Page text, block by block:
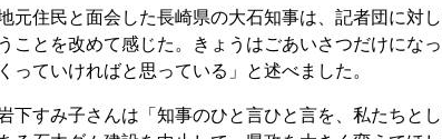
住民と面会した長崎県の大石知事は、記者団に対
ことを改めて感じた。きょうはごあいさつだけにな
っていければと思っている」と述べました。
すみ子さんは「知事のひと言ひと言を、私たちと